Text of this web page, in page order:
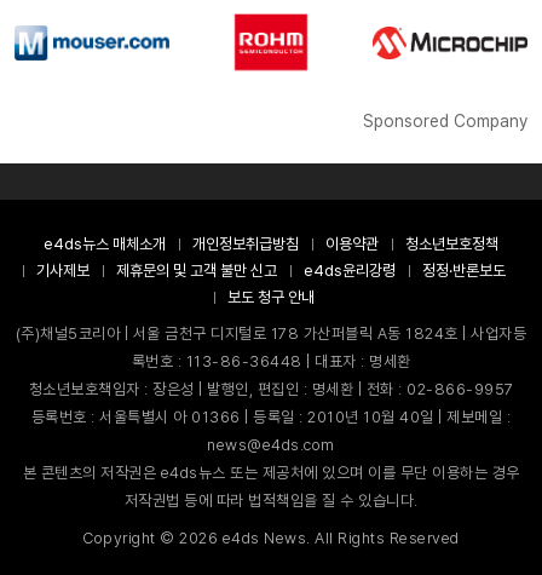
Sponsored Company
e4ds뉴스 매체소개 개인정보취급방침 이용약관
청소년보호정책
기사제보
제휴문의 및 고객 불만 신고 e4ds윤리강령
정정·반론보도
보도 청구 안내
(주)채널5코리아 | 서울 금천구 디지털로 178 가산퍼블릭 A동 1824호 | 사업자등
록번호 : 113-86-36448 | 대표자 : 명세환
청소년보호책임자 : 장은성 | 발행인, 편집인 : 명세환 | 전화 : 02-866-9957
등록번호 : 서울특별시 아 01366 | 등록일 : 2010년 10월 40일 | 제보메일 :
news@e4ds.com
본 콘텐츠의 저작권은 e4ds뉴스 또는 제공처에 있으며 이를 무단 이용하는 경우
저작권법 등에 따라 법적책임을 질 수 있습니다.
Copyright ©2026 e4ds News. All Rights Reserved